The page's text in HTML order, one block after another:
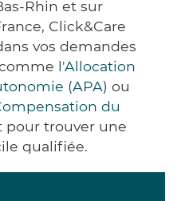
Rhin et sur
Click&Care
vos demandes
l'Allocation
(APA) ou
du
pour trouver une
qualifiée.